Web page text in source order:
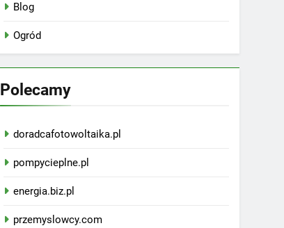
Blog
Ogród
Polecamy
doradcafotowoltaika.pl
pompycieplne.pl
energia.biz.pl
przemyslowcy.com